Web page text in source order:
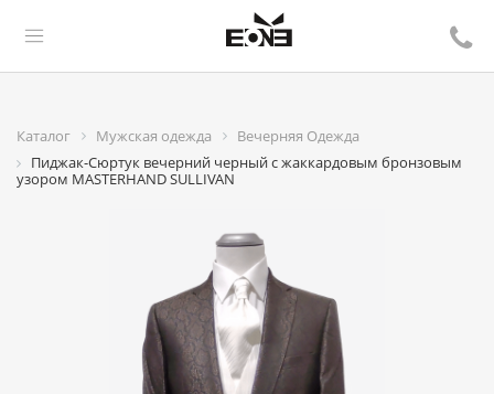
Каталог Мужская одежда
Вечерняя Одежда
Пиджак-Сюртук вечерний черный с жаккардовым бронзовым
узором MASTERHAND SULLIVAN